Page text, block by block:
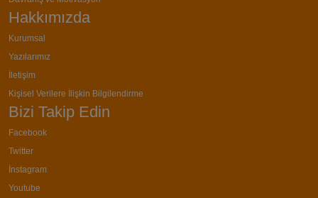
Hakkımızda
Kurumsal
Yazılarımız
İletişim
Kişisel Verilere İlişkin Bilgilendirme
Bizi Takip Edin
Facebook
Twitter
İnstagram
Youtube